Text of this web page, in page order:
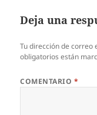
Deja una
Tu dirección de correo
obligatorios están
COMENTARIO *